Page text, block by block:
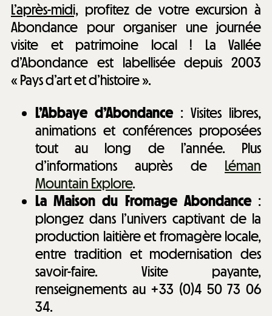
L’après-midi, profitez de votre excursion à
Abondance pour organiser une journée
visite et patrimoine local ! La Vallée
d’Abondance est labellisée depuis 2003
« Pays d’art et d’histoire ».
L’Abbaye d’Abondance : Visites libres,
animations et conférences proposées
tout au long de l’année. Plus
d’informations auprès de Léman
Mountain Explore.
La Maison du Fromage Abondance:
plongez dans l’univers captivant de la
production laitière et fromagère locale,
entre tradition et modernisation des
savoir-faire. Visite payante,
renseignements au +33 (0)4 50 73 06
34.